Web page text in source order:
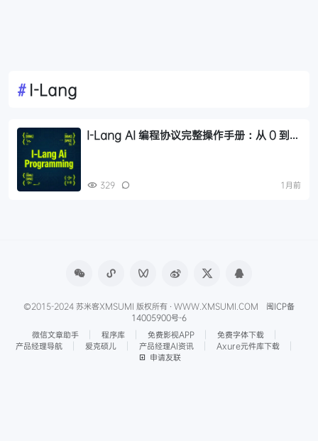
# I-Lang
I-Lang AI 编程协议完整操作手册：从 0 到上
329 1月前
©2015-2024 苏米客XMSUMI 版权所有 · WWW.XMSUMI.COM 闽ICP备
14005900号-6
微信文章助手
程序库 免费影视APP
免费字体下载
产品经理导航
爱克硕儿 产品经理AI资讯
Axure元件库下载
申请友联